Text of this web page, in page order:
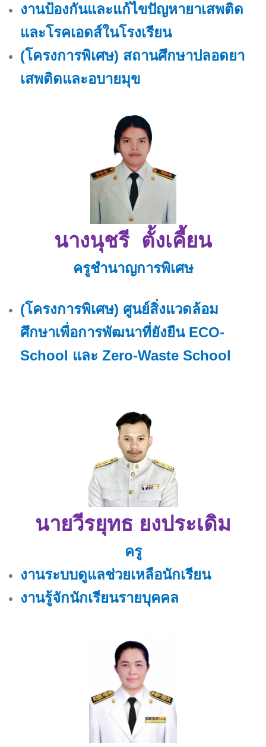
งานป้องกันและแก้ไขปัญหายาเสพติด
และโรคเอดส์ในโรงเรียน
(โครงการพิเศษ) สถานศึกษาปลอดยา
เสพติดและอบายมุข
นางนุชรี ตั้งเคี้ยน
ครูชำนาญการพิเศษ
(โครงการพิเศษ) ศูนย์สิ่งแวดล้อม
ศึกษาเพื่อการพัฒนาที่ยังยืน ECO-
School และ Zero-Waste School
นายวีรยุทธ ยงประเดิม
ครู
งานระบบดูแลช่วยเหลือนักเรียน
งานรู้จักนักเรียนรายบุคคล